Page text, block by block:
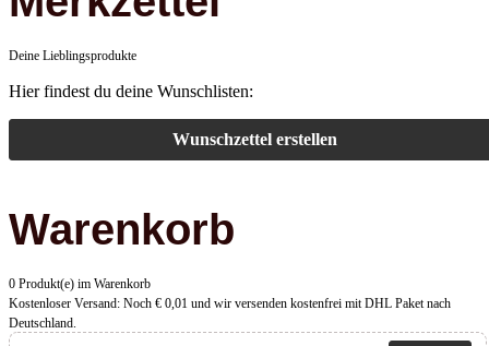
Deine Lieblingsprodukte
Hier findest du deine Wunschlisten:
Wunschzettel erstellen
Warenkorb
0 Produkt(e) im Warenkorb
Kostenloser Versand: Noch € 0,01 und wir versenden kostenfrei mit DHL Paket nach
Deutschland.